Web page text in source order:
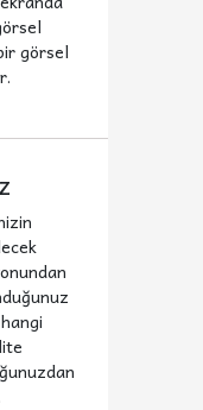
görsel